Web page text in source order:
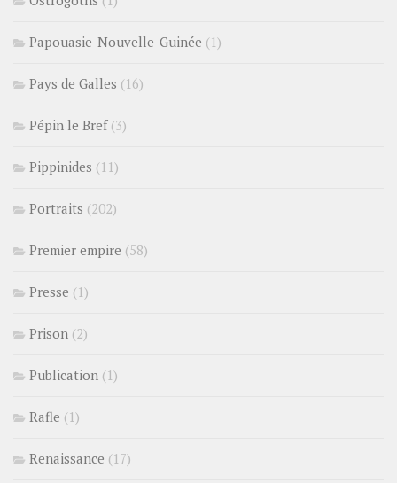
Papouasie-Nouvelle-Guinée (1)
Pays de Galles (16)
Pépin le Bref(3)
Pippinides (11)
Portraits (202)
Premier empire (58)
Presse (1)
Prison (2)
Publication (1)
Rafle (1)
Renaissance (17)